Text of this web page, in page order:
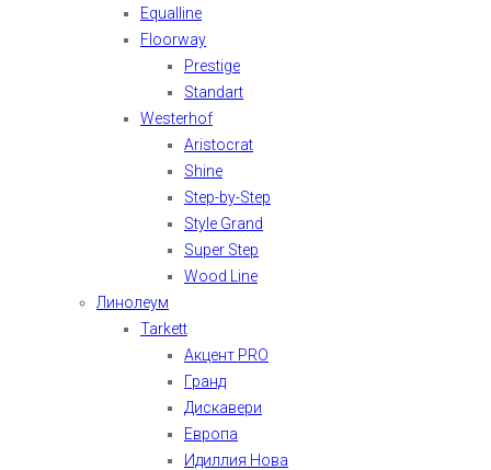
Equalline
Floorway
Prestige
Standart
Westerhof
Aristocrat
Shine
Step-by-Step
Style Grand
Super Step
Wood Line
Линолеум
Tarkett
Акцент PRO
Гранд
Дискавери
Европа
Идиллия Нова